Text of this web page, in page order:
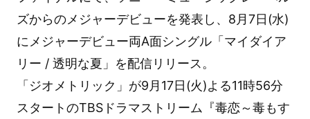
ズからのメジャーデビューを発表し、8月7日(水)
にメジャーデビュー両A面シングル「マイダイア
リー / 透明な夏」を配信リリース。
「ジオメトリック」が9月17日(火)よる11時56分
スタートのTBSドラマストリーム『毒恋～毒もす